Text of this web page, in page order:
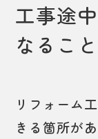
工事途
なるこ
リフォーム
きる箇所が